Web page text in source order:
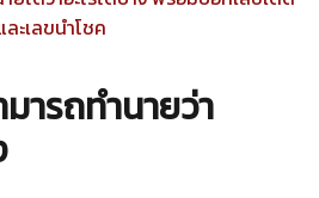
ละเลขนำโชค
ารถทำนายว่า